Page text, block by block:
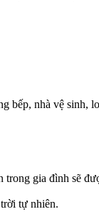
nhà vệ
gia đình sẽ
tự nhiên.